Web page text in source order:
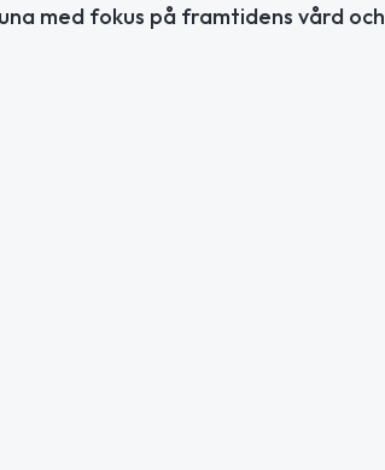
med fokus på framtidens vård och